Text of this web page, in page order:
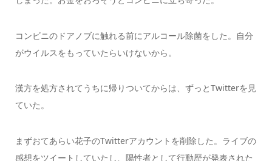
コンビニのドアノブに触れる前にアルコール除菌をした。自分
がウイルスをもっていたらいけないから。
漢方を処方されてうちに帰りついてからは、ずっとTwitterを見
ていた。
まずおてあらい花子のTwitterアカウントを削除した。ライブの
感想をツイートしていたし、陽性者として行動歴が発表された